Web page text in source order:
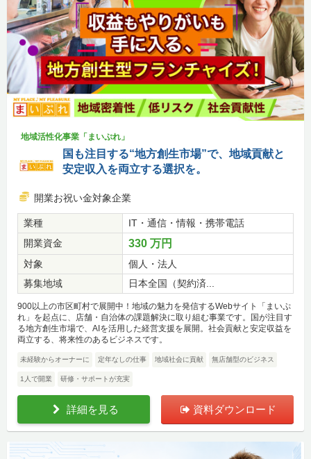
地域活性化事業「まいぷれ」
国も注目する“地方創生市場”で、地域貢献と
安定収入を両立する選択を。
開業お祝い金対象企業
業種
IT・通信・情報・携帯電話
開業資金
330 万円
対象
個人・法人
募集地域
日本全国（契約済...
900以上の市区町村で展開中！地域の魅力を発信するWebサイト「まいぷ
れ」を起点に、店舗・自治体の課題解決に取り組む事業です。国が注目す
る地方創生市場で、AIを活用した経営支援を展開。社会貢献と安定収益を
両立する、将来性のあるビジネスです。
未経験からオーナーに 定年なしの仕事 地域社会に貢献 無店舗型のビジネス
1人で開業 研修・サポートが充実
詳細を見る 資料ダウンロード